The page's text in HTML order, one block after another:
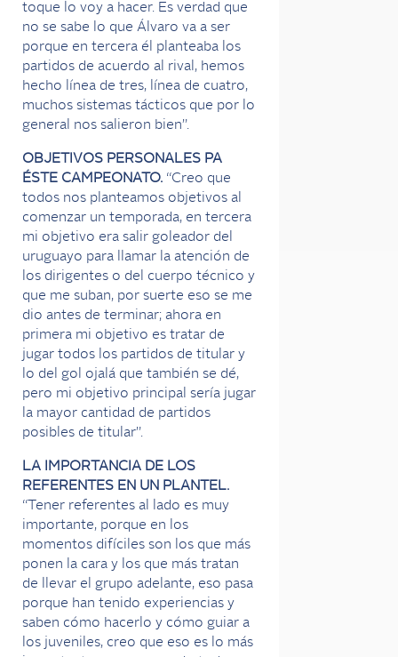
toque lo voy a hacer. Es verdad que
no se sabe lo que Álvaro va a ser
porque en tercera él planteaba los
partidos de acuerdo al rival, hemos
hecho línea de tres, línea de cuatro,
muchos sistemas tácticos que por lo
general nos salieron bien”.
OBJETIVOS PERSONALES PA
ÉSTE CAMPEONATO. “Creo que
todos nos planteamos objetivos al
comenzar un temporada, en tercera
mi objetivo era salir goleador del
uruguayo para llamar la atención de
los dirigentes o del cuerpo técnico y
que me suban, por suerte eso se me
dio antes de terminar; ahora en
primera mi objetivo es tratar de
jugar todos los partidos de titular y
lo del gol ojalá que también se dé,
pero mi objetivo principal sería jugar
la mayor cantidad de partidos
posibles de titular”.
LA IMPORTANCIA DE LOS
REFERENTES EN UN PLANTEL.
“Tener referentes al lado es muy
importante, porque en los
momentos difíciles son los que más
ponen la cara y los que más tratan
de llevar el grupo adelante, eso pasa
porque han tenido experiencias y
saben cómo hacerlo y cómo guiar a
los juveniles, creo que eso es lo más